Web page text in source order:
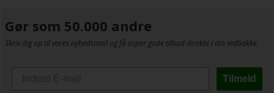
Gør som 50.000 andre
Skriv dig op til vores nyhedsmail og få super gode tilbud direkte i din indbakke
Tilmeld